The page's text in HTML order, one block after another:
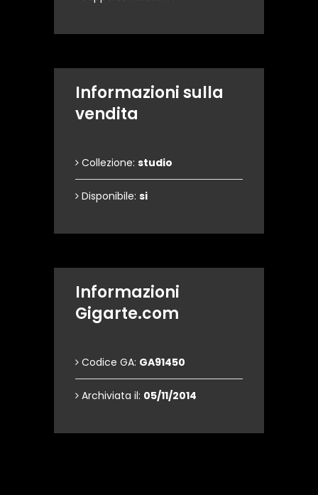
Informazioni sulla
vendita
Collezione: studio
Disponibile: si
Informazioni
Gigarte.com
Codice GA: GA91450
Archiviata il: 05/11/2014